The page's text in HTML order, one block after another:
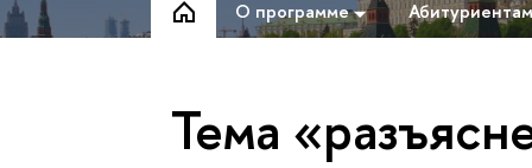
О программе Абитуриентам
Тема